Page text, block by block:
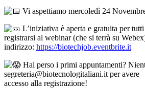
Vi aspettiamo mercoledì 24
L’iniziativa è aperta e gratuita per
registrarsi al webinar (che si terrà su
indirizzo: https://biotechjob.eventbrite.it
Hai perso i primi appuntamenti?
segreteria@biotecnologitaliani.it per avere
accesso alla registrazione!